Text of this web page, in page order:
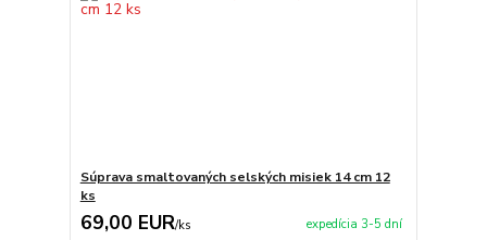
Súprava smaltovaných selských misiek 14 cm 12
ks
69,00 EUR/ks expedícia 3-5 dní